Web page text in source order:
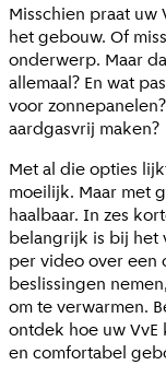
Misschien praat uw
het gebouw. Of
onderwerp. Maar
allemaal? En wat
voor
aardgasvrij maken?
Met al die opties
moeilijk. Maar met
haalbaar. In zes
belangrijk is bij het
per video over een
beslissingen
om te verwarmen.
ontdek hoe uw
en comfortabel